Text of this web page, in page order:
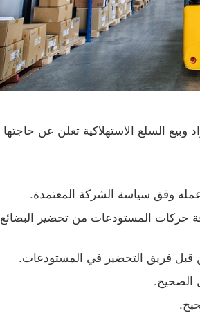
وفق سياسة الشركة المعتمدة.
قبل فريق التحضير في المستودعات.
الصحيح.